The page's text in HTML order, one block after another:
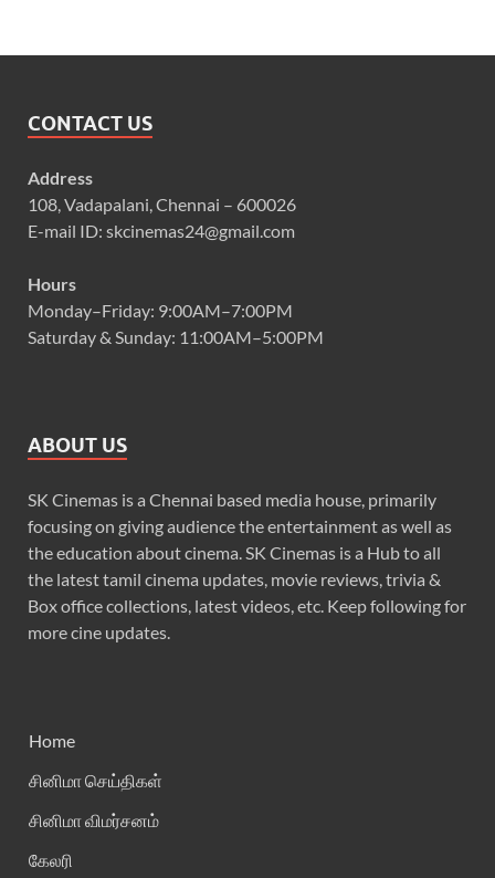
CONTACT US
Address
108, Vadapalani, Chennai – 600026
E-mail ID: skcinemas24@gmail.com
Hours
Monday–Friday: 9:00AM–7:00PM
Saturday & Sunday: 11:00AM–5:00PM
ABOUT US
SK Cinemas is a Chennai based media house, primarily
focusing on giving audience the entertainment as well as
the education about cinema. SK Cinemas is a Hub to all
the latest tamil cinema updates, movie reviews, trivia &
Box office collections, latest videos, etc. Keep following for
more cine updates.
Home
சினிமா செய்திகள்
சினிமா விமர்சனம்
கேலரி